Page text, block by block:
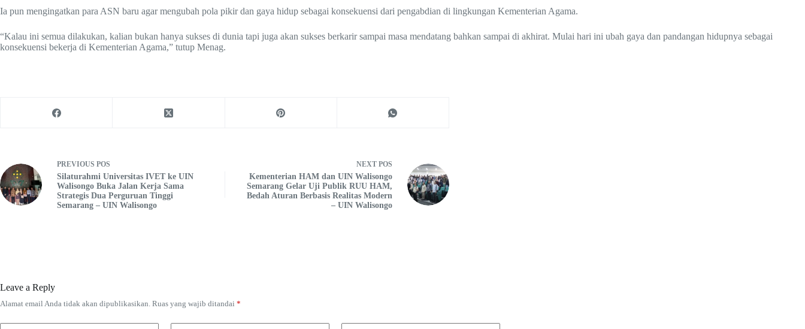
Ia pun mengingatkan para ASN baru agar mengubah pola pikir dan gaya hidup sebagai konsekuensi dari pengabdian di lingkungan Kementerian Agama.
“Kalau ini semua dilakukan, kalian bukan hanya sukses di dunia tapi juga akan sukses berkarir sampai masa mendatang bahkan sampai di akhirat. Mulai hari ini ubah gaya dan pandangan hidupnya sebagai
konsekuensi bekerja di Kementerian Agama,” tutup Menag.
PREVIOUS POS
Silaturahmi Universitas IVET ke UIN
Walisongo Buka Jalan Kerja Sama
Strategis Dua Perguruan Tinggi
Semarang – UIN Walisongo
NEXT POS
Kementerian HAM dan UIN Walisongo
Semarang Gelar Uji Publik RUU HAM,
Bedah Aturan Berbasis Realitas Modern
– UIN Walisongo
Leave a Reply
Alamat email Anda tidak akan dipublikasikan. Ruas yang wajib ditandai *